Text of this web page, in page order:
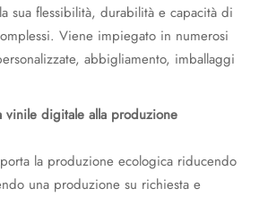
sua flessibilità, durabilità e capacità di
Viene impiegato in numerosi
abbigliamento, imballaggi
vinile digitale alla produzione
la produzione ecologica riducendo
una produzione su richiesta e